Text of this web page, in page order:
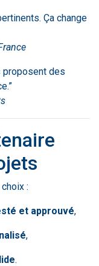
Ça change
proposent des
:
et approuvé,
,
.